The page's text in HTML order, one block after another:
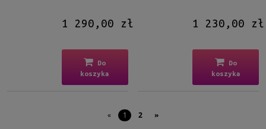
1 290,00 zł
Do
koszyka
1 230,00 zł
Do
koszyka
« 1 2 »